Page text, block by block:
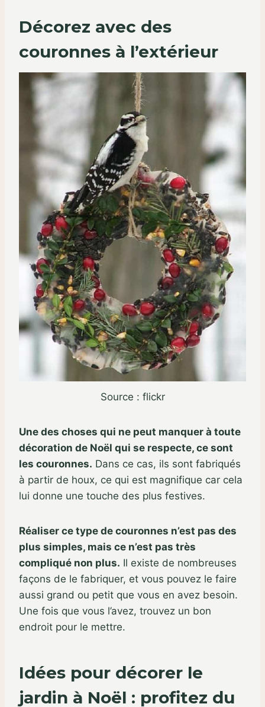
Décorez avec des
couronnes à l’extérieur
Source : flickr
Une des choses qui ne peut manquer à toute
décoration de Noël qui se respecte, ce sont
les couronnes. Dans ce cas, ils sont fabriqués
à partir de houx, ce qui est magnifique car cela
lui donne une touche des plus festives.
Réaliser ce type de couronnes n’est pas des
plus simples, mais ce n’est pas très
compliqué non plus. Il existe de nombreuses
façons de le fabriquer, et vous pouvez le faire
aussi grand ou petit que vous en avez besoin.
Une fois que vous l’avez, trouvez un bon
endroit pour le mettre.
Idées pour décorer le
jardin à Noël : profitez du